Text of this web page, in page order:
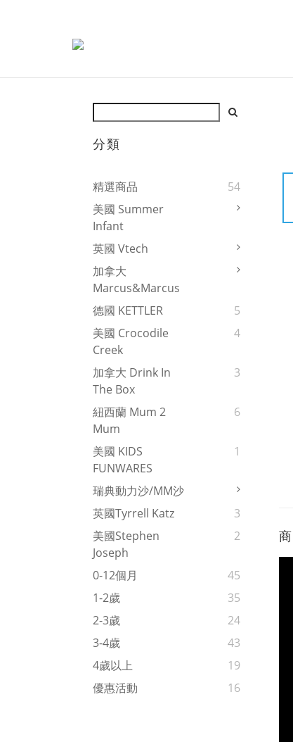
分類
精選商品
54
美國 Summer
Infant
英國 Vtech
加拿大
Marcus&Marcus
德國 KETTLER
5
美國 Crocodile
Creek
4
加拿大 Drink In
The Box
3
紐西蘭 Mum 2
Mum
6
美國 KIDS
FUNWARES
1
瑞典動力沙/MM沙
英國Tyrrell Katz
3
美國Stephen
Joseph
2
0-12個月
45
1-2歲
35
2-3歲
24
3-4歲
43
4歲以上
19
優惠活動
16